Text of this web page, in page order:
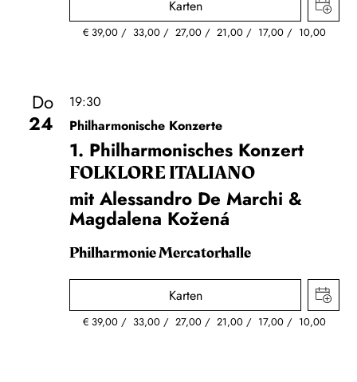
Karten
€ 39,00 33,00 27,00 21,00 17,00 10,00
Do
24
19:30
Philharmonische Konzerte
1. Philharmonisches Konzert
FOLKLORE ITALIANO
mit Alessandro De Marchi &
Magdalena Kožená
Philharmonie Mercatorhalle
Karten
€ 39,00 33,00 27,00 21,00 17,00 10,00